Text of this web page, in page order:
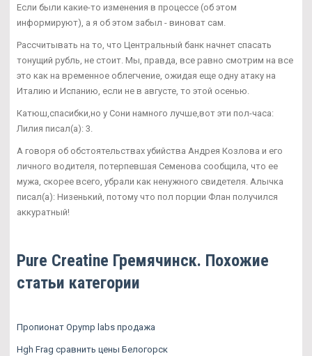
Если были какие-то изменения в процессе (об этом
информируют), а я об этом забыл - виноват сам.
Рассчитывать на то, что Центральный банк начнет спасать
тонущий рубль, не стоит. Мы, правда, все равно смотрим на все
это как на временное облегчение, ожидая еще одну атаку на
Италию и Испанию, если не в августе, то этой осенью.
Катюш,спасибки,но у Сони намного лучше,вот эти пол-часа:
Лилия писал(а): 3.
А говоря об обстоятельствах убийства Андрея Козлова и его
личного водителя, потерпевшая Семенова сообщила, что ее
мужа, скорее всего, убрали как ненужного свидетеля. Алычка
писал(а): Низенький, потому что пол порции Флан получился
аккуратный!
Pure Creatine Гремячинск. Похожие
статьи категории
Пропионат Opymp labs продажа
Hgh Frag сравнить цены Белогорск